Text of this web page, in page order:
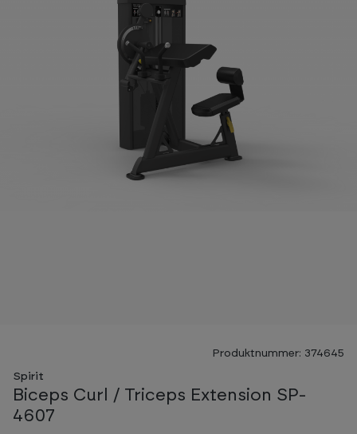
Produktnummer: 374645
Spirit
Biceps Curl / Triceps Extension SP-
4607